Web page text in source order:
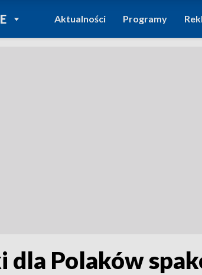
DO
Aktualności Programy
dla Polaków